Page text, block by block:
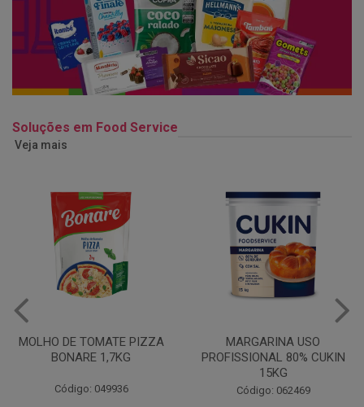
Soluções em Food Service
Veja mais
MARGARINA USO
PROFISSIONAL 80% CUKIN
Código: 062469
ERVILHA E MILHO DUETO
BONARE 1,7KG
Código: 039756